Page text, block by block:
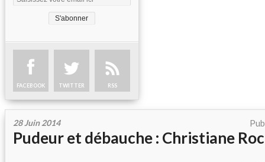
FACEBOOK TWITTER RSS
28 Juin 2014
Pudeur et débauche : Christiane